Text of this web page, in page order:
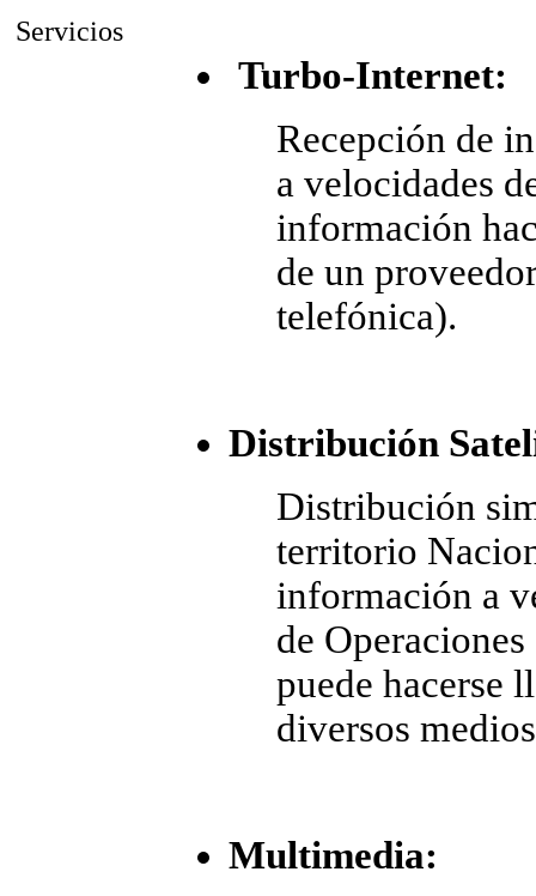
Servicios
Turbo-Internet:
Recepción de
a velocidades
información
de un
telefónica).
Distribución
Distribución
territorio
información a
de
puede hacerse
diversos
Multimedia: